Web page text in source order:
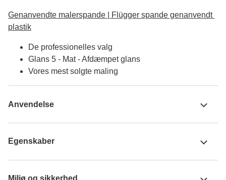
Genanvendte malerspande | Flügger spande genanvendt
plastik
De professionelles valg
Glans 5 - Mat - Afdæmpet glans
Vores mest solgte maling
Anvendelse
Egenskaber